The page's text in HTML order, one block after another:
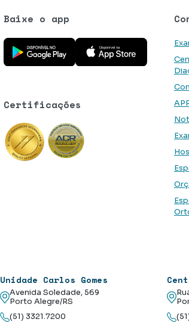
Baixe o app
Baixe o aplicativo na Google Play Store
Baixe o aplicativo na App
Certificações
Unidade Carlos Gomes
Avenida Soledade, 569
Porto Alegre/RS
(51) 3321.7200